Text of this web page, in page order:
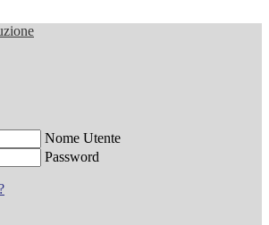
Nome Utente
Password